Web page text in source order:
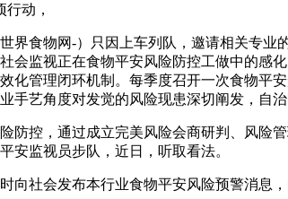
动，
物网-）只因上车列队，邀请相关专业
会监视正在食物平安风险防控工做中的
化管理闭环机制。每季度召开一次食物
手艺角度对发觉的风险现患深切阐发，自
控，通过成立完美风险会商研判、风险
安监视员步队，近日，听取看法。
社会发布本行业食物平安风险预警消息，